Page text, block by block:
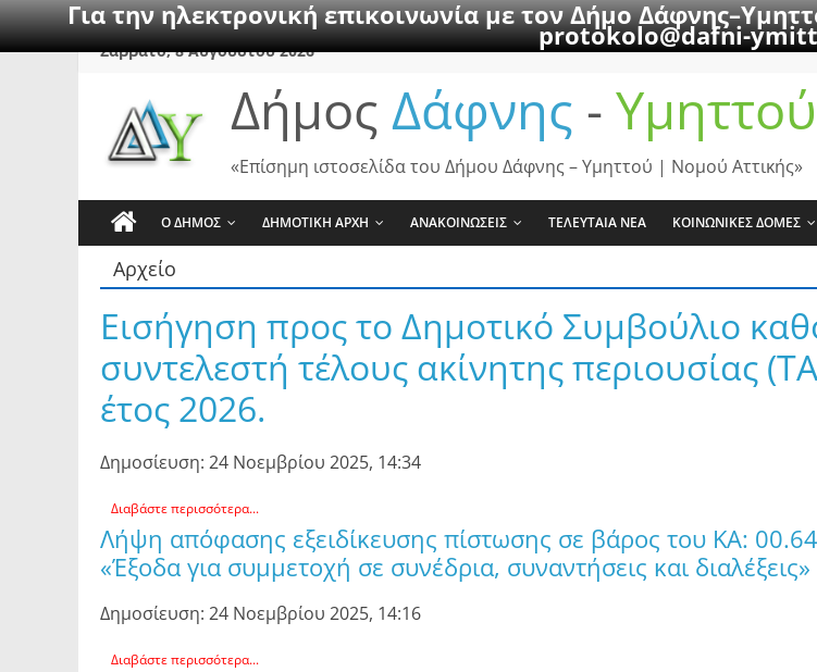
Για την ηλεκτρονική επικοινωνία με τον Δήμο
protokolo@dafni-
SkipΣάββατο, 8 Αυγούστου 2026
Δήμος Δάφνης - Υμηττού
«Επίσημη ιστοσελίδα του Δήμου Δάφνης – Υμηττού | Νομού Αττικής»
Ο ΔΗΜΟΣ ΔΗΜΟΤΙΚΗ ΑΡΧΗ ΑΝΑΚΟΙΝΩΣΕΙΣ ΤΕΛΕΥΤΑΙΑ ΝΕΑ ΚΟΙΝΩΝΙΚΕΣ ΔΟΜΕΣ
Αρχείο
Εισήγηση προς το Δημοτικό Συμβούλιο
συντελεστή τέλους ακίνητης περιουσίας
έτος 2026.
Δημοσίευση: 24 Νοεμβρίου 2025, 14:34
Διαβάστε περισσότερα...
Λήψη απόφασης εξειδίκευσης πίστωσης σε βάρος του ΚΑ:
«Έξοδα για συμμετοχή σε συνέδρια, συναντήσεις και διαλέξεις»
Δημοσίευση: 24 Νοεμβρίου 2025, 14:16
Διαβάστε περισσότερα...